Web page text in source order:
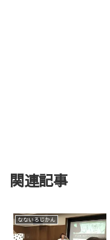
関連記事
なないろじかん